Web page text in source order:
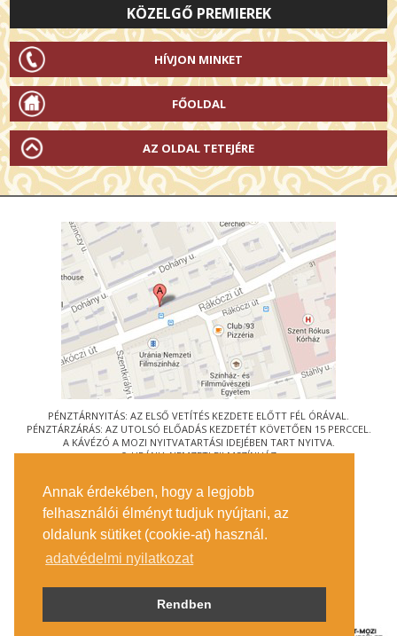
Annak érdekében, hogy a legjobb
felhasználói élményt tudjuk nyújtani, az
oldalunk sütiket (cookie-at) használ.
adatvédelmi nyilatkozat
Rendben
KÖZELGŐ PREMIEREK
HÍVJON MINKET
FŐOLDAL
AZ OLDAL TETEJÉRE
PÉNZTÁRNYITÁS: AZ ELSŐ VETÍTÉS KEZDETE ELŐTT FÉL ÓRÁVAL.
PÉNZTÁRZÁRÁS: AZ UTOLSÓ ELŐADÁS KEZDETÉT KÖVETŐEN 15 PERCCEL.
A KÁVÉZÓ A MOZI NYITVATARTÁSI IDEJÉBEN TART NYITVA.
© URÁNIA NEMZETI FILMSZÍNHÁZ
1088 BUDAPEST, RÁKÓCZI ÚT 21.
MEGKÖZELÍTÉS
JEGYINFORMÁCIÓ
ÍRJON NEKÜNK!
KÖZÉRDEKŰ ADATOK